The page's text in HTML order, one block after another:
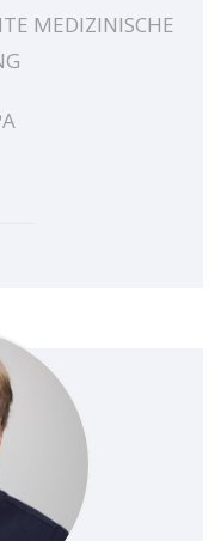
MEDIZINISCHE